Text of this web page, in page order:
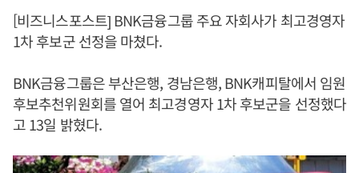
[비즈니스포스트] BNK금융그룹 주요 자회사가 최고경영자
1차 후보군 선정을 마쳤다.
BNK금융그룹은 부산은행, 경남은행, BNK캐피탈에서 임원
후보추천위원회를 열어 최고경영자 1차 후보군을 선정했다
고 13일 밝혔다.